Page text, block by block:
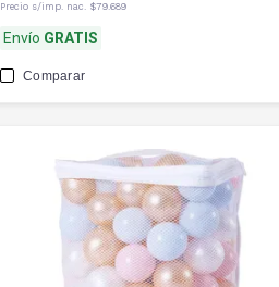
Precio s/imp. nac. $79.689
Envío GRATIS
Comparar